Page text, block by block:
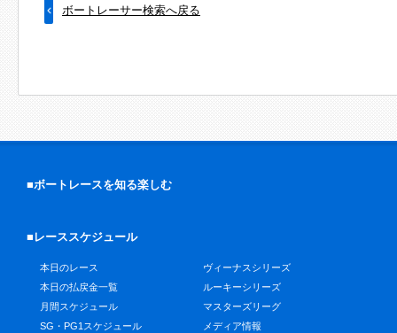
ボートレーサー検索へ戻る
■ボートレースを知る楽しむ
■レーススケジュール
本日のレース
本日の払戻金一覧
月間スケジュール
SG・PG1スケジュール
ヴィーナスシリーズ
ルーキーシリーズ
マスターズリーグ
メディア情報